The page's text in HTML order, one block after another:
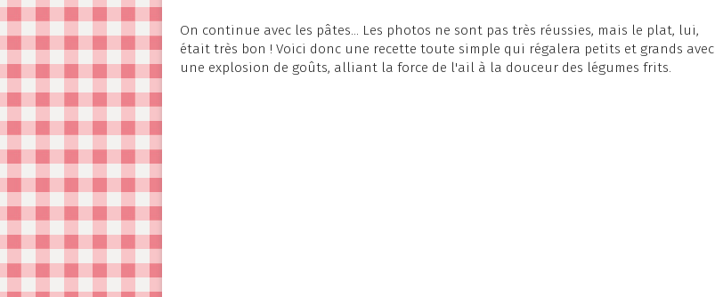
On continue avec les pâtes... Les photos ne sont pas très réussies, mais le plat, lui,
était très bon ! Voici donc une recette toute simple qui régalera petits et grands avec
une explosion de goûts, alliant la force de l'ail à la douceur des légumes frits.